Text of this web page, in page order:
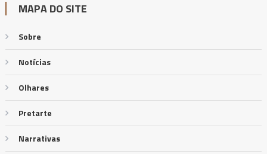
MAPA DO SITE
Sobre
Notícias
Olhares
Pretarte
Narrativas